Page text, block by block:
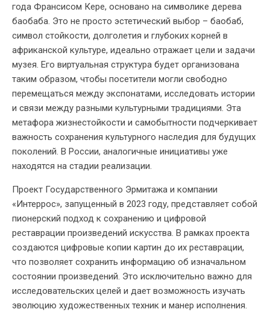
года Франсисом Кере, основано на символике дерева
баобаба. Это не просто эстетический выбор – баобаб,
символ стойкости, долголетия и глубоких корней в
африканской культуре, идеально отражает цели и задачи
музея. Его виртуальная структура будет организована
таким образом, чтобы посетители могли свободно
перемещаться между экспонатами, исследовать истории
и связи между разными культурными традициями. Эта
метафора жизнестойкости и самобытности подчеркивает
важность сохранения культурного наследия для будущих
поколений. В России, аналогичные инициативы уже
находятся на стадии реализации.
Проект Государственного Эрмитажа и компании
«Интеррос», запущенный в 2023 году, представляет собой
пионерский подход к сохранению и цифровой
реставрации произведений искусства. В рамках проекта
создаются цифровые копии картин до их реставрации,
что позволяет сохранить информацию об изначальном
состоянии произведений. Это исключительно важно для
исследовательских целей и дает возможность изучать
эволюцию художественных техник и манер исполнения.